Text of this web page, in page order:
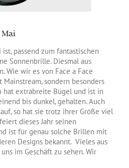
passend zum fantastischen
Sonnenbrille. Diesmal aus
Wie wir es von Face a Face
sondern besonders
hat extrabreite Bügel und ist in
bis dunkel, gehalten. Auch
so hat sie trotz ihrer Größe viel
feiert dieses Jahr seinen
ist für genau solche Brillen mit
Designs bekannt. Vieles aus
im Geschäft zu sehen. Wir